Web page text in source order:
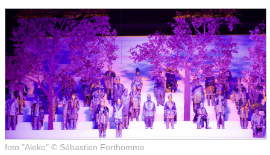
foto "Aleko" © Sébastien Forthomme